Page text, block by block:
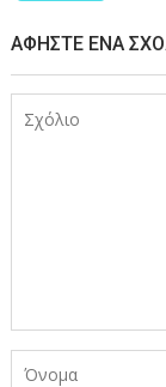
ΑΦΉΣΤΕ ΈΝΑ